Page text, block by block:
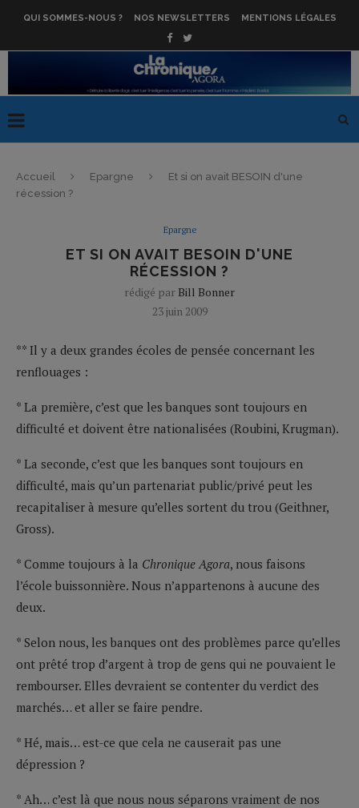
QUI SOMMES-NOUS ? NOS NEWSLETTERS MENTIONS LÉGALES
Accueil Epargne
Et si on avait BESOIN d'une
récession ?
Epargne
ET SI ON AVAIT BESOIN D'UNE
RÉCESSION ?
rédigé par Bill Bonner
23 juin 2009
** Il y a deux grandes écoles de pensée concernant les
renflouages :
* La première, c’est que les banques sont toujours en
difficulté et doivent être nationalisées (Roubini, Krugman).
* La seconde, c’est que les banques sont toujours en
difficulté, mais qu’un partenariat public/privé peut les
recapitaliser à mesure qu’elles sortent du trou (Geithner,
Gross).
* Comme toujours à la Chronique Agora, nous faisons
l’école buissonnière. Nous n’appartenons à aucune des
deux.
* Selon nous, les banques ont des problèmes parce qu’elles
ont prêté trop d’argent à trop de gens qui ne pouvaient le
rembourser. Elles devraient se contenter du verdict des
marchés… et aller se faire pendre.
* Hé, mais… est-ce que cela ne causerait pas une
dépression ?
* Ah… c’est là que nous nous séparons vraiment de nos